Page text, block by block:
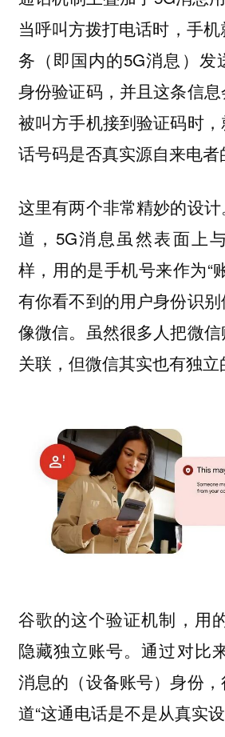
当呼叫方拨打电话时，手
务（即国内的5G消息）发
身份验证码，并且这条信
被叫方手机接到验证码时
话号码是否真实源自来电者
这里有两个非常精妙的设
道，5G消息虽然表面上
样，用的是手机号来作为“
有你看不到的用户身份识
像微信。虽然很多人把微
关联，但微信其实也有独立
谷歌的这个验证机制，用
隐藏独立账号。通过对比
消息的（设备账号）身份
道“这通电话是不是从真实设